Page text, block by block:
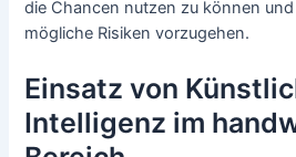
die Chancen nutzen zu können
mögliche Risiken vorzugehen.
Einsatz von
Intelligenz im